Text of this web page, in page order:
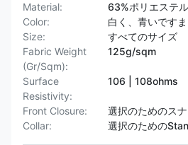
Material:
63%ポリエステ
Color:
白く、青いです
Size:
すべてのサイズ
Fabric Weight
(Gr/Sqm):
125g/sqm
Surface
Resistivity:
106 | 108ohms
Front Closure:
選択のためのス
Collar:
選択のための